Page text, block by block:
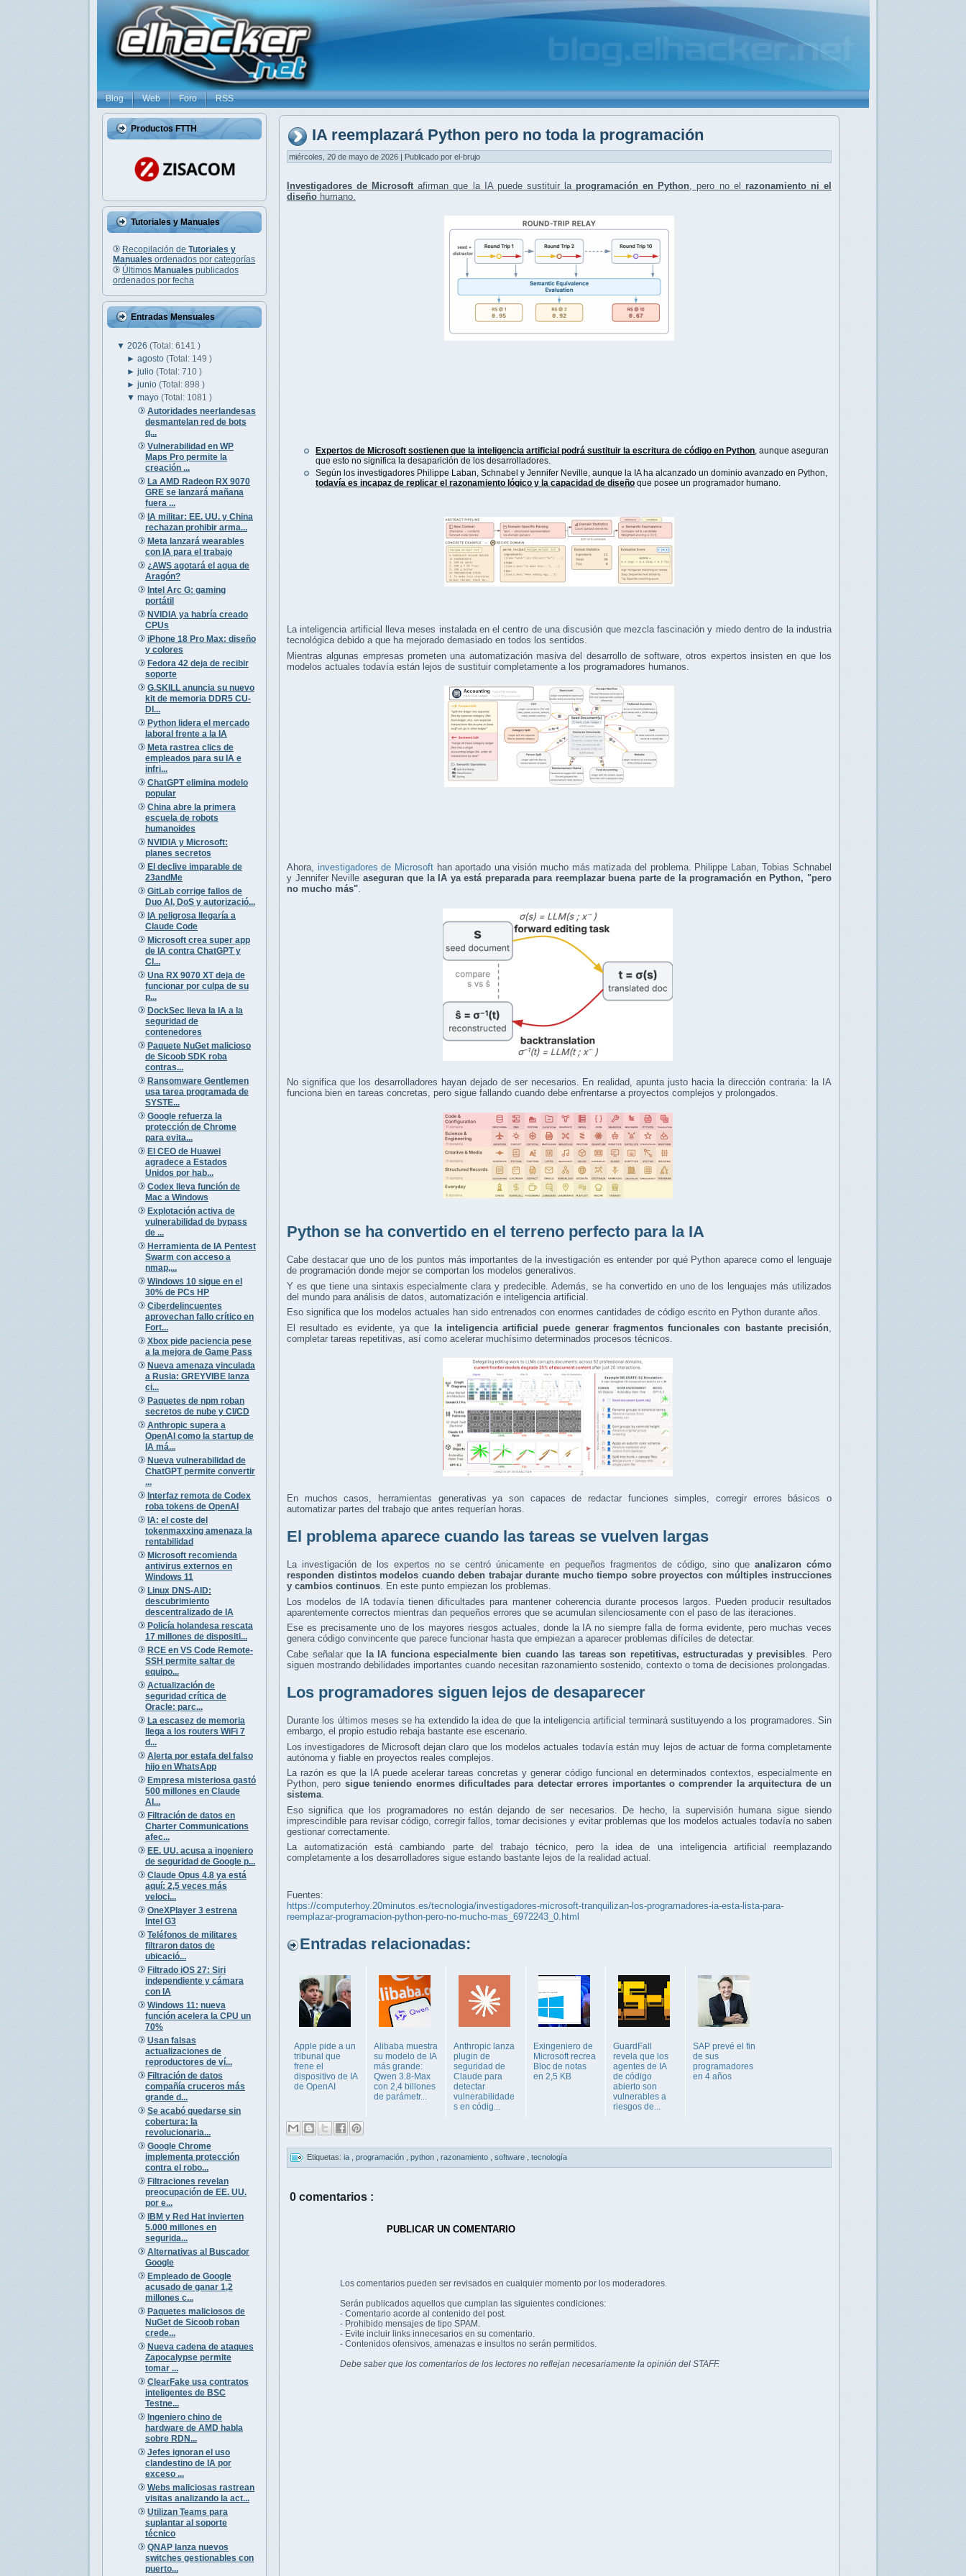
Blog Web Foro RSS
Productos FTTH
Tutoriales y Manuales
Recopilación de Tutoriales y
Manuales ordenados por categorías
Últimos Manuales publicados
ordenados por fecha
Entradas Mensuales
▼ 2026 (Total: 6141 )
►agosto(Total: 149 )
►julio(Total: 710 )
►junio(Total: 898 )
▼mayo(Total: 1081 )
Autoridades neerlandesas
desmantelan red de bots
q...
Vulnerabilidad en WP
Maps Pro permite la
creación ...
La AMD Radeon RX 9070
GRE se lanzará mañana
fuera ...
IA militar: EE. UU. y China
rechazan prohibir arma...
Meta lanzará wearables
con IA para el trabajo
¿AWS agotará el agua de
Aragón?
Intel Arc G: gaming
portátil
NVIDIA ya habría creado
CPUs
iPhone 18 Pro Max: diseño
y colores
Fedora 42 deja de recibir
soporte
G.SKILL anuncia su nuevo
kit de memoria DDR5 CU-
DI...
Python lidera el mercado
laboral frente a la IA
Meta rastrea clics de
empleados para su IA e
infri...
ChatGPT elimina modelo
popular
China abre la primera
escuela de robots
humanoides
NVIDIA y Microsoft:
planes secretos
El declive imparable de
23andMe
GitLab corrige fallos de
Duo AI, DoS y autorizació...
IA peligrosa llegaría a
Claude Code
Microsoft crea super app
de IA contra ChatGPT y
Cl...
Una RX 9070 XT deja de
funcionar por culpa de su
p...
DockSec lleva la IA a la
seguridad de
contenedores
Paquete NuGet malicioso
de Sicoob SDK roba
contras...
Ransomware Gentlemen
usa tarea programada de
SYSTE...
Google refuerza la
protección de Chrome
para evita...
El CEO de Huawei
agradece a Estados
Unidos por hab...
Codex lleva función de
Mac a Windows
Explotación activa de
vulnerabilidad de bypass
de ...
Herramienta de IA Pentest
Swarm con acceso a
nmap,...
Windows 10 sigue en el
30% de PCs HP
Ciberdelincuentes
aprovechan fallo crítico en
Fort...
Xbox pide paciencia pese
a la mejora de Game Pass
Nueva amenaza vinculada
a Rusia: GREYVIBE lanza
ci...
Paquetes de npm roban
secretos de nube y CI/CD
Anthropic supera a
OpenAI como la startup de
IA má...
Nueva vulnerabilidad de
ChatGPT permite convertir
...
Interfaz remota de Codex
roba tokens de OpenAI
IA: el coste del
tokenmaxxing amenaza la
rentabilidad
Microsoft recomienda
antivirus externos en
Windows 11
Linux DNS-AID:
descubrimiento
descentralizado de IA
Policía holandesa rescata
17 millones de dispositi...
RCE en VS Code Remote-
SSH permite saltar de
equipo...
Actualización de
seguridad crítica de
Oracle: parc...
La escasez de memoria
llega a los routers WiFi 7
d...
Alerta por estafa del falso
hijo en WhatsApp
Empresa misteriosa gastó
500 millones en Claude
AI...
Filtración de datos en
Charter Communications
afec...
EE. UU. acusa a ingeniero
de seguridad de Google p...
Claude Opus 4.8 ya está
aquí: 2,5 veces más
veloci...
OneXPlayer 3 estrena
Intel G3
Teléfonos de militares
filtraron datos de
ubicació...
Filtrado iOS 27: Siri
independiente y cámara
con IA
Windows 11: nueva
función acelera la CPU un
70%
Usan falsas
actualizaciones de
reproductores de ví...
Filtración de datos
compañía cruceros más
grande d...
Se acabó quedarse sin
cobertura: la
revolucionaria...
Google Chrome
implementa protección
contra el robo...
Filtraciones revelan
preocupación de EE. UU.
por e...
IBM y Red Hat invierten
5.000 millones en
segurida...
Alternativas al Buscador
Google
Empleado de Google
acusado de ganar 1,2
millones c...
Paquetes maliciosos de
NuGet de Sicoob roban
crede...
Nueva cadena de ataques
Zapocalypse permite
tomar ...
ClearFake usa contratos
inteligentes de BSC
Testne...
Ingeniero chino de
hardware de AMD habla
sobre RDN...
Jefes ignoran el uso
clandestino de IA por
exceso ...
Webs maliciosas rastrean
visitas analizando la act...
Utilizan Teams para
suplantar al soporte
técnico
QNAP lanza nuevos
switches gestionables con
puerto...
IA reemplazará Python pero no toda la programación
miércoles, 20 de mayo de 2026 | Publicado por el-brujo
Investigadores de Microsoft afirman que la IA puede sustituir la programación en Python , pero no el razonamiento ni el
diseño humano.
Expertos de Microsoft sostienen que la inteligencia artificial podrá sustituir la escritura de código en Python, aunque aseguran
que esto no significa la desaparición de los desarrolladores.
Según los investigadores Philippe Laban, Schnabel y Jennifer Neville, aunque la IA ha alcanzado un dominio avanzado en Python,
todavía es incapaz de replicar el razonamiento lógico y la capacidad de diseño que posee un programador humano.
La inteligencia artificial lleva meses instalada en el centro de una discusión que mezcla fascinación y miedo dentro de la industria
tecnológica debido a que ha mejorado demasiado en todos los sentidos.
Mientras algunas empresas prometen una automatización masiva del desarrollo de software, otros expertos insisten en que los
modelos actuales todavía están lejos de sustituir completamente a los programadores humanos.
Ahora, investigadores de Microsofthan aportado una visión mucho más matizada del problema. Philippe Laban, Tobias Schnabel
y Jennifer Neville aseguran que la IA ya está preparada para reemplazar buena parte de la programación en Python, "pero
no mucho más".
No significa que los desarrolladores hayan dejado de ser necesarios. En realidad, apunta justo hacia la dirección contraria: la IA
funciona bien en tareas concretas, pero sigue fallando cuando debe enfrentarse a proyectos complejos y prolongados.
Python se ha convertido en el terreno perfecto para la IA
Cabe destacar que uno de los puntos más importantes de la investigación es entender por qué Python aparece como el lenguaje
de programación donde mejor se comportan los modelos generativos.
Y es que tiene una sintaxis especialmente clara y predecible. Además, se ha convertido en uno de los lenguajes más utilizados
del mundo para análisis de datos, automatización e inteligencia artificial.
Eso significa que los modelos actuales han sido entrenados con enormes cantidades de código escrito en Python durante años.
El resultado es evidente, ya que la inteligencia artificial puede generar fragmentos funcionales con bastante precisión
completar tareas repetitivas, así como acelerar muchísimo determinados procesos técnicos.
En muchos casos, herramientas generativas ya son capaces de redactar funciones simples, corregir errores básicos o
automatizar partes del trabajo que antes requerían horas.
El problema aparece cuando las tareas se vuelven largas
La investigación de los expertos no se centró únicamente en pequeños fragmentos de código, sino que analizaron cómo
responden distintos modelos cuando deben trabajar durante mucho tiempo sobre proyectos con múltiples instrucciones
y cambios continuos. En este punto empiezan los problemas.
Los modelos de IA todavía tienen dificultades para mantener coherencia durante procesos largos. Pueden producir resultados
aparentemente correctos mientras dan pequeños errores que se acumulan silenciosamente con el paso de las iteraciones.
Ese es precisamente uno de los mayores riesgos actuales, donde la IA no siempre falla de forma evidente, pero muchas veces
genera código convincente que parece funcionar hasta que empiezan a aparecer problemas difíciles de detectar.
Cabe señalar que la IA funciona especialmente bien cuando las tareas son repetitivas, estructuradas y previsibles . Pero
siguen mostrando debilidades importantes cuando necesitan razonamiento sostenido, contexto o toma de decisiones prolongadas.
Los programadores siguen lejos de desaparecer
Durante los últimos meses se ha extendido la idea de que la inteligencia artificial terminará sustituyendo a los programadores. Sin
embargo, el propio estudio rebaja bastante ese escenario.
Los investigadores de Microsoft dejan claro que los modelos actuales todavía están muy lejos de actuar de forma completamente
autónoma y fiable en proyectos reales complejos.
La razón es que la IA puede acelerar tareas concretas y generar código funcional en determinados contextos, especialmente en
Python, pero sigue teniendo enormes dificultades para detectar errores importantes o comprender la arquitectura de un
sistema.
Eso significa que los programadores no están dejando de ser necesarios. De hecho, la supervisión humana sigue siendo
imprescindible para revisar código, corregir fallos, tomar decisiones y evitar problemas que los modelos actuales todavía no saben
gestionar correctamente.
La automatización está cambiando parte del trabajo técnico, pero la idea de una inteligencia artificial reemplazando
completamente a los desarrolladores sigue estando bastante lejos de la realidad actual.
Fuentes:
https://computerhoy.20minutos.es/tecnologia/investigadores-microsoft-tranquilizan-los-programadores-ia-esta-lista-para-
reemplazar-programacion-python-pero-no-mucho-mas_6972243_0.html
Entradas relacionadas:
Apple pide a un
tribunal que
frene el
dispositivo de IA
de OpenAI
Alibaba muestra
su modelo de IA
más grande:
Qwen 3.8-Max
con 2,4 billones
de parámetr...
Anthropic lanza
plugin de
seguridad de
Claude para
detectar
vulnerabilidade
s en códig...
Exingeniero de
Microsoft recrea
Bloc de notas
en 2,5 KB
GuardFall
revela que los
agentes de IA
de código
abierto son
vulnerables a
riesgos de...
SAP prevé el fin
de sus
programadores
en 4 años
Etiquetas: ia programación python razonamiento software tecnología
0 comentarios :
PUBLICAR UN COMENTARIO
Los comentarios pueden ser revisados en cualquier momento por los moderadores.
Serán publicados aquellos que cumplan las siguientes condiciones:
- Comentario acorde al contenido del post.
- Prohibido mensajes de tipo SPAM.
- Evite incluir links innecesarios en su comentario.
- Contenidos ofensivos, amenazas e insultos no serán permitidos.
Debe saber que los comentarios de los lectores no reflejan necesariamente la opinión del STAFF.